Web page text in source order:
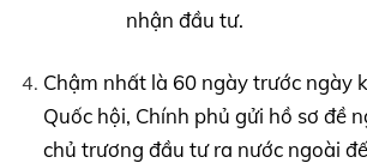
nhận đầu tư.
Chậm nhất là 60 ngày trước ngày
Quốc hội, Chính phủ gửi hồ sơ đề
chủ trương đầu tư ra nước ngoài